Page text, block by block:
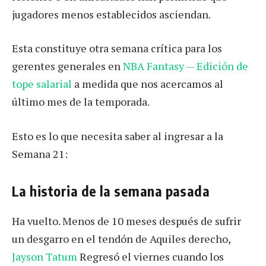
jugadores menos establecidos asciendan.
Esta constituye otra semana crítica para los
gerentes generales enNBA Fantasy — Edición de
tope salarial a medida que nos acercamos al
último mes de la temporada.
Esto es lo que necesita saber al ingresar a la
Semana 21:
La historia de la semana pasada
Ha vuelto. Menos de 10 meses después de sufrir
un desgarro en el tendón de Aquiles derecho,
Jayson Tatum Regresó el viernes cuando los